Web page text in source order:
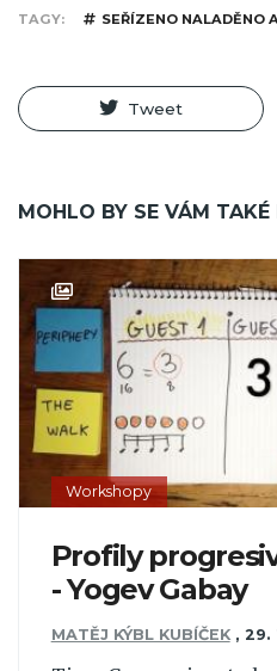
TAGY SEŘÍZENO NALADĚNO
Tweet
MOHLO BY SE VÁM TAKÉ
Workshopy
Profily
- Yogev Gabay
MATĚJ KÝBL KUBÍČEK , 29.